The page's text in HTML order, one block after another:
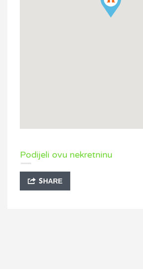
Podijeli ovu nekretninu
SHARE